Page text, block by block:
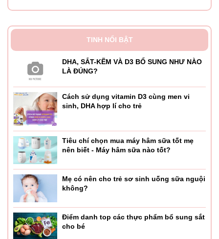
Thương hiệu Ergobaby
– Khởi đầu từ năm 2002, Ergobaby đã trở thành thương
hiệu danh tiếng toàn cầu chuyên sản xuất các sản phẩm
đồ dùng cho bé. Với sản phẩm chủ lực là địu dành cho bé
đã phổ biến khắp các châu lục như Châu Mỹ, Châu Âu,
Châu Á, Châu Phi, Châu Úc.
TINH NỔI BẬT
DHA, SẮT-KẼM VÀ D3 BỔ SUNG NHƯ NÀO
LÀ ĐÚNG?
Cách sử dụng vitamin D3 cùng men vi
sinh, DHA hợp lí cho trẻ
Tiêu chí chọn mua máy hâm sữa tốt mẹ
nên biết - Máy hâm sữa nào tốt?
Mẹ có nên cho trẻ sơ sinh uống sữa nguội
không?
Điểm danh top các thực phẩm bổ sung sắt
cho bé